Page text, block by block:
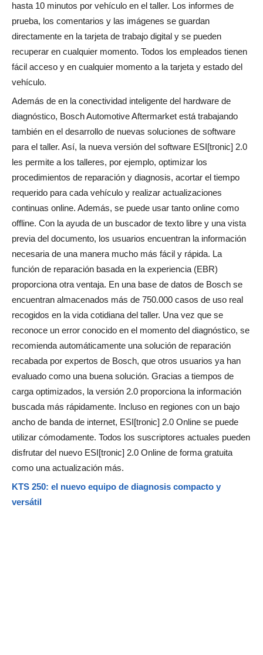
hasta 10 minutos por vehículo en el taller. Los informes de
prueba, los comentarios y las imágenes se guardan
directamente en la tarjeta de trabajo digital y se pueden
recuperar en cualquier momento. Todos los empleados tienen
fácil acceso y en cualquier momento a la tarjeta y estado del
vehículo.
Además de en la conectividad inteligente del hardware de
diagnóstico, Bosch Automotive Aftermarket está trabajando
también en el desarrollo de nuevas soluciones de software
para el taller. Así, la nueva versión del software ESI[tronic] 2.0
les permite a los talleres, por ejemplo, optimizar los
procedimientos de reparación y diagnosis, acortar el tiempo
requerido para cada vehículo y realizar actualizaciones
continuas online. Además, se puede usar tanto online como
offline. Con la ayuda de un buscador de texto libre y una vista
previa del documento, los usuarios encuentran la información
necesaria de una manera mucho más fácil y rápida. La
función de reparación basada en la experiencia (EBR)
proporciona otra ventaja. En una base de datos de Bosch se
encuentran almacenados más de 750.000 casos de uso real
recogidos en la vida cotidiana del taller. Una vez que se
reconoce un error conocido en el momento del diagnóstico, se
recomienda automáticamente una solución de reparación
recabada por expertos de Bosch, que otros usuarios ya han
evaluado como una buena solución. Gracias a tiempos de
carga optimizados, la versión 2.0 proporciona la información
buscada más rápidamente. Incluso en regiones con un bajo
ancho de banda de internet, ESI[tronic] 2.0 Online se puede
utilizar cómodamente. Todos los suscriptores actuales pueden
disfrutar del nuevo ESI[tronic] 2.0 Online de forma gratuita
como una actualización más.
KTS 250: el nuevo equipo de diagnosis compacto y
versátil